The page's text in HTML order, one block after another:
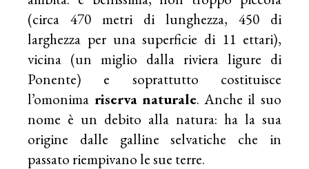
(circa 470 metri di lunghezza, 450 di
larghezza per una superficie di 11 ettari),
vicina (un miglio dalla riviera ligure di
Ponente) e soprattutto costituisce
l’omonima riserva naturale. Anche il suo
nome è un debito alla natura: ha la sua
origine dalle galline selvatiche che in
passato riempivano le sue terre.